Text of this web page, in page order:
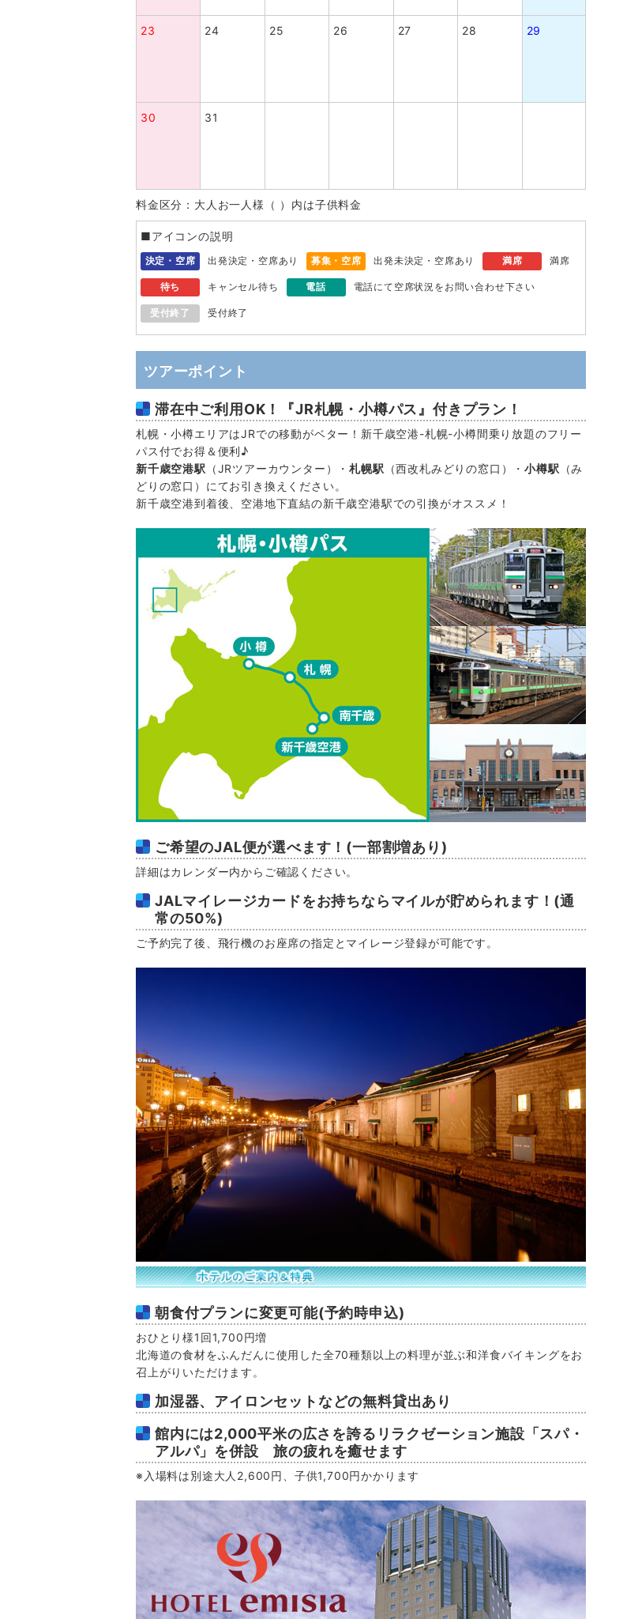
23 24 25 26 27 28 29
30 31
料金区分：大人お一人様（ ）内は子供料金
■アイコンの説明
決定・空席 出発決定・空席あり 募集・空席 出発未決定・空席あり 満席 満席
待ち キャンセル待ち 電話 電話にて空席状況をお問い合わせ下さい
受付終了 受付終了
ツアーポイント
滞在中ご利用OK！『JR札幌・小樽パス』付きプラン！
札幌・小樽エリアはJRでの移動がベター！新千歳空港-札幌-小樽間乗り放題のフリー
パス付でお得＆便利♪
新千歳空港駅
（JRツアーカウンター）・札幌駅 （西改札みどりの窓口）・小樽駅 （み
どりの窓口）にてお引き換えください。
新千歳空港到着後、空港地下直結の新千歳空港駅での引換がオススメ！
ご希望のJAL便が選べます！(一部割増あり)
詳細はカレンダー内からご確認ください。
JALマイレージカードをお持ちならマイルが貯められます！(通
常の50%)
ご予約完了後、飛行機のお座席の指定とマイレージ登録が可能です。
朝食付プランに変更可能(予約時申込)
おひとり様1回1,700円増
北海道の食材をふんだんに使用した全70種類以上の料理が並ぶ和洋食バイキングをお
召上がりいただけます。
加湿器、アイロンセットなどの無料貸出あり
館内には2,000平米の広さを誇るリラクゼーション施設「スパ・
アルパ」を併設 旅の疲れを癒せます
※入場料は別途大人2,600円、子供1,700円かかります